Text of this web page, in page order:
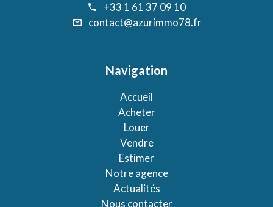
+33 1 61 37 09 10
contact@azurimmo78.fr
Navigation
Accueil
Acheter
Louer
Vendre
Estimer
Notre agence
Actualités
Nous contacter